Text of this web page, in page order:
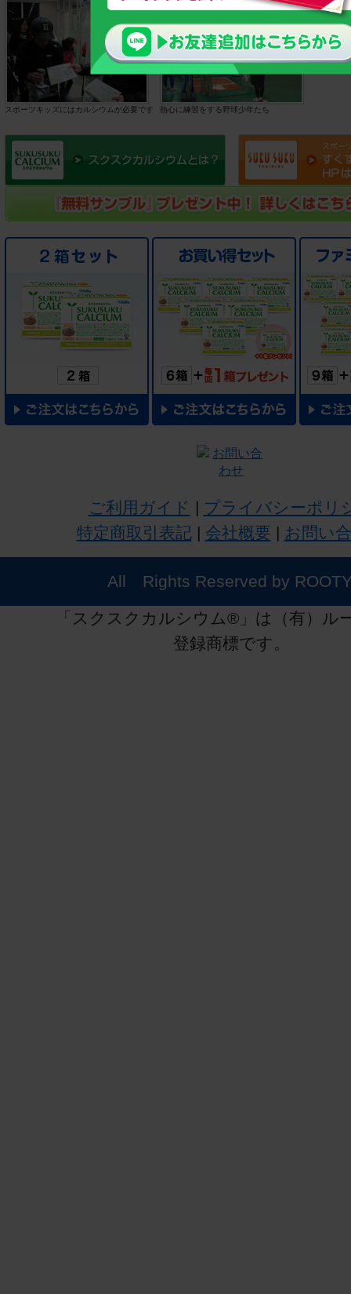
スポーツキッズにはカルシウムが必要です 熱心に練習をする野球少年たち
ご利用ガイド | プライバシーポリ
特定商取引表記| 会社概要 | お問い
All Rights Reserved by
「スクスクカルシウム®」は（有）ル
登録商標です。